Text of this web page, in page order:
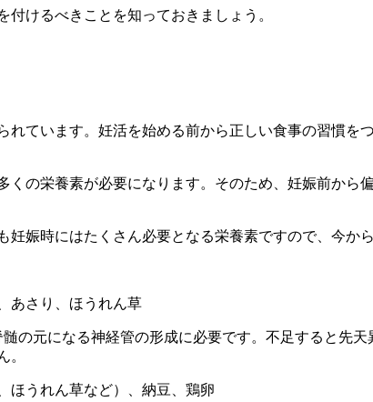
けるべきことを知っておきましょう。
ています。妊活を始める前から正しい食事の習慣を
の栄養素が必要になります。そのため、妊娠前から
娠時にはたくさん必要となる栄養素ですので、今か
あさり、ほうれん草
の元になる神経管の形成に必要です。不足すると先
。
ほうれん草など）、納豆、鶏卵